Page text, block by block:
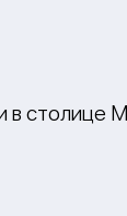
в столице